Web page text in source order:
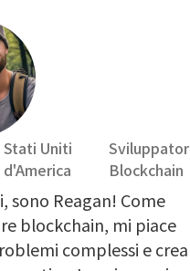
Stati Uniti
d'America
Blockchain
sono Reagan! Come
blockchain, mi piace
complessi e